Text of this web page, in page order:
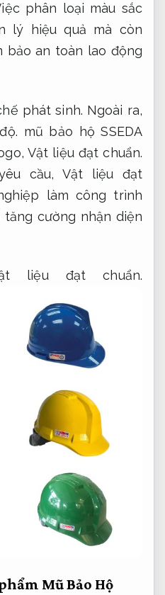
phân loại màu sắc
lý hiệu quả mà còn
bảo an toàn lao động
phát sinh. Ngoài ra,
mũ bảo hộ SSEDA
Vật liệu đạt chuẩn.
cầu, Vật liệu đạt
làm công trình
cường nhận diện
liệu đạt chuẩn.
Mũ Bảo Hộ